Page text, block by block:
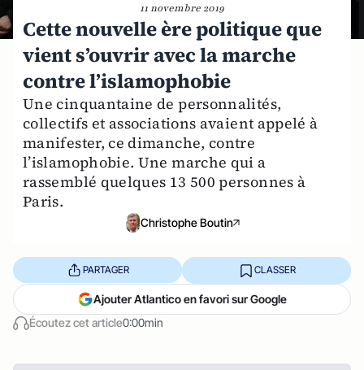
11 novembre 2019
Cette nouvelle ère politique que
vient s’ouvrir avec la marche
contre l’islamophobie
Une cinquantaine de personnalités,
collectifs et associations avaient appelé à
manifester, ce dimanche, contre
l’islamophobie. Une marche qui a
rassemblé quelques 13 500 personnes à
Paris.
Christophe Boutin
Écoutez cet article0:00min
PARTAGER CLASSER
Ajouter Atlantico en favori sur Google